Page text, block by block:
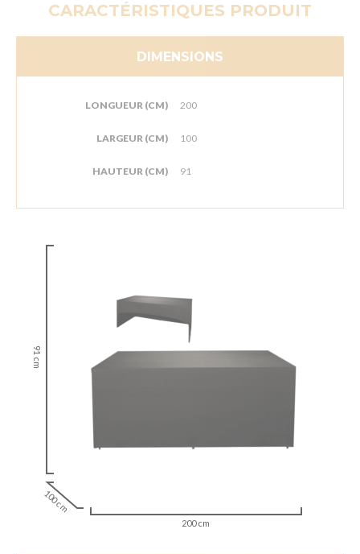
CARACTÉRISTIQUES PRODUIT
DIMENSIONS
LONGUEUR (CM) 200
LARGEUR (CM) 100
HAUTEUR (CM) 91
91 cm
100 cm
200 cm